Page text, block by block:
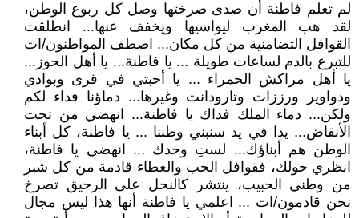
لم تعلم فاطنة أن صدى صرختها وصل كل ربوع الوطن،
لقد هب المغرب ليواسيها ويخفف عنها... انطلقت
القوافل التضامنية من كل مكان... اصطف المواطنون/ات
للتبرع بالدم لساعات طويلة ... يا فاطنة... يا أهل الحوز...
يا أهل مراكش الحمراء ... يا أحبتي في قرى وبوادي
ودواوير ورززات وتارودانت وغيرها... دماؤنا فداء لكم
ولكن... دماء الملك فداك يا فاطنة... انهضي من تحت
الأنقاض... يدا في يد سنبني وطننا ... يا فاطنة، كل أبناء
الوطن هم أبناؤك... لستِ وحدك ... انهضي يا فاطنة،
انظري حولك، فقوافل الحب والعطاء قادمة من كل شبر
من وطني الحبيب، ينتشر كالنحل على الرحيق تصرخ
نحن قادمون/ات ... اعلمي يا فاطنة أنها هذا ليس مجال